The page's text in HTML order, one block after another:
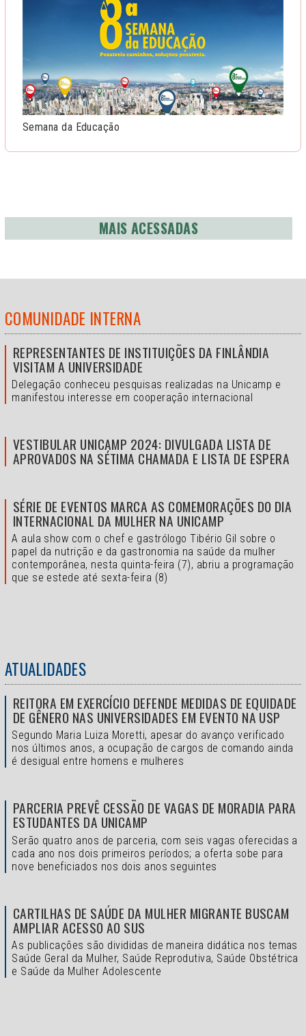
Semana da Educação
MAIS ACESSADAS
COMUNIDADE INTERNA
REPRESENTANTES DE INSTITUIÇÕES DA FINLÂNDIA
VISITAM A UNIVERSIDADE
Delegação conheceu pesquisas realizadas na Unicamp e
manifestou interesse em cooperação internacional
VESTIBULAR UNICAMP 2024: DIVULGADA LISTA DE
APROVADOS NA SÉTIMA CHAMADA E LISTA DE ESPERA
SÉRIE DE EVENTOS MARCA AS COMEMORAÇÕES DO DIA
INTERNACIONAL DA MULHER NA UNICAMP
A aula show com o chef e gastrólogo Tibério Gil sobre o
papel da nutrição e da gastronomia na saúde da mulher
contemporânea, nesta quinta-feira (7), abriu a programação
que se estede até sexta-feira (8)
ATUALIDADES
REITORA EM EXERCÍCIO DEFENDE MEDIDAS DE EQUIDADE
DE GÊNERO NAS UNIVERSIDADES EM EVENTO NA USP
Segundo Maria Luiza Moretti, apesar do avanço verificado
nos últimos anos, a ocupação de cargos de comando ainda
é desigual entre homens e mulheres
PARCERIA PREVÊ CESSÃO DE VAGAS DE MORADIA PARA
ESTUDANTES DA UNICAMP
Serão quatro anos de parceria, com seis vagas oferecidas a
cada ano nos dois primeiros períodos; a oferta sobe para
nove beneficiados nos dois anos seguintes
CARTILHAS DE SAÚDE DA MULHER MIGRANTE BUSCAM
AMPLIAR ACESSO AO SUS
As publicações são divididas de maneira didática nos temas
Saúde Geral da Mulher, Saúde Reprodutiva, Saúde Obstétrica
e Saúde da Mulher Adolescente